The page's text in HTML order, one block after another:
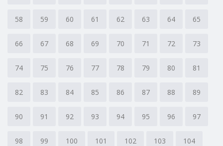
58 59 60 61 62 63 64 65
66 67 68 69 70 71 72 73
74 75 76 77 78 79 80 81
82 83 84 85 86 87 88 89
90 91 92 93 94 95 96 97
98 99 100 101 102 103 104